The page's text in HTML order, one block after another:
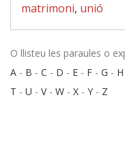
matrimoni, unió
O llisteu les paraules o
A - B - C - D - E - F - G - H
T - U - V- W - X - Y - Z